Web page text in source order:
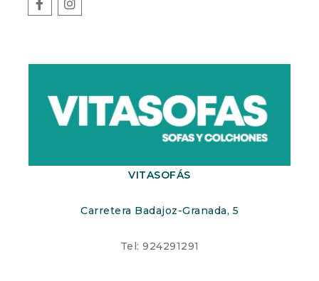
VITASOFÁS
Carretera Badajoz-Granada, 5
Tel: 924291291